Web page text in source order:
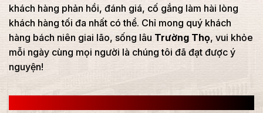
khách hàng phản hồi, đánh giá, cố gắng làm hài lòng
khách hàng tối đa nhất có thể. Chỉ mong quý khách
hàng bách niên giai lão, sống lâu Trường Thọ, vui khỏe
mỗi ngày cùng mọi người là chúng tôi đã đạt được ý
nguyện!